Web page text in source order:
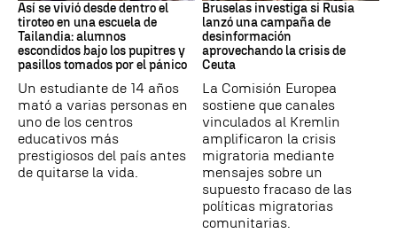
Así se vivió desde dentro el
tiroteo en una escuela de
Tailandia: alumnos
escondidos bajo los pupitres y
pasillos tomados por el pánico
Un estudiante de 14 años
mató a varias personas en
uno de los centros
educativos más
prestigiosos del país antes
de quitarse la vida.
Bruselas investiga si Rusia
lanzó una campaña de
desinformación
aprovechando la crisis de
Ceuta
La Comisión Europea
sostiene que canales
vinculados al Kremlin
amplificaron la crisis
migratoria mediante
mensajes sobre un
supuesto fracaso de las
políticas migratorias
comunitarias.